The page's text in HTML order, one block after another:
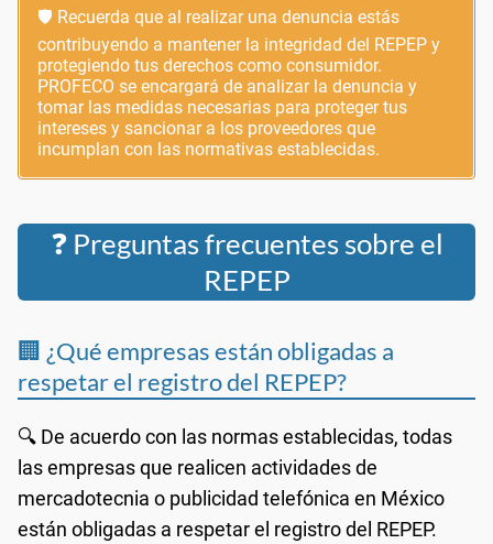
🛡️ Recuerda que al realizar una denuncia estás
contribuyendo a mantener la integridad del REPEP y
protegiendo tus derechos como consumidor.
PROFECO se encargará de analizar la denuncia y
tomar las medidas necesarias para proteger tus
intereses y sancionar a los proveedores que
incumplan con las normativas establecidas.
❓ Preguntas frecuentes sobre el
REPEP
🏢 ¿Qué empresas están obligadas a
respetar el registro del REPEP?
🔍 De acuerdo con las normas establecidas, todas
las empresas que realicen actividades de
mercadotecnia o publicidad telefónica en México
están obligadas a respetar el registro del REPEP.